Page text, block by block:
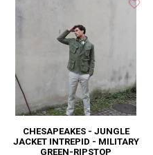
CHESAPEAKES - JUNGLE
JACKET INTREPID - MILITARY
GREEN-RIPSTOP